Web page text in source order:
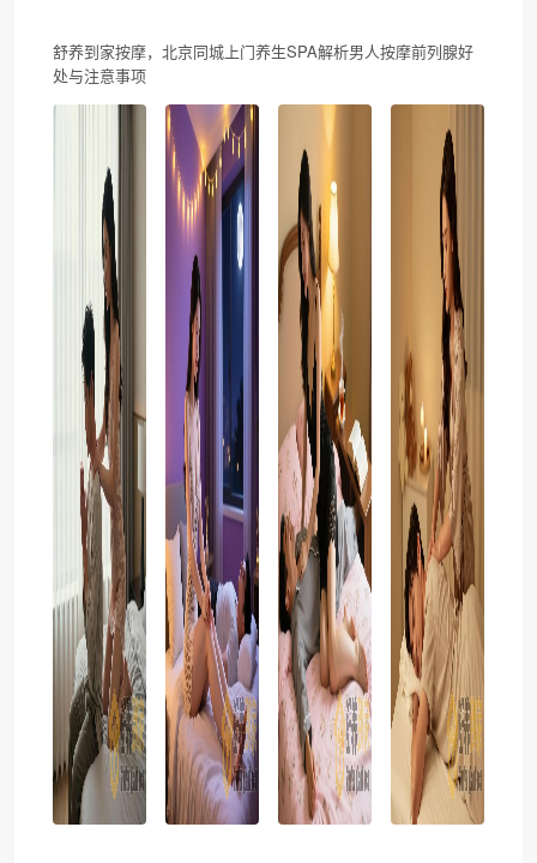
舒养到家按摩，北京同城上门养生SPA解析男人按摩前列腺好
处与注意事项